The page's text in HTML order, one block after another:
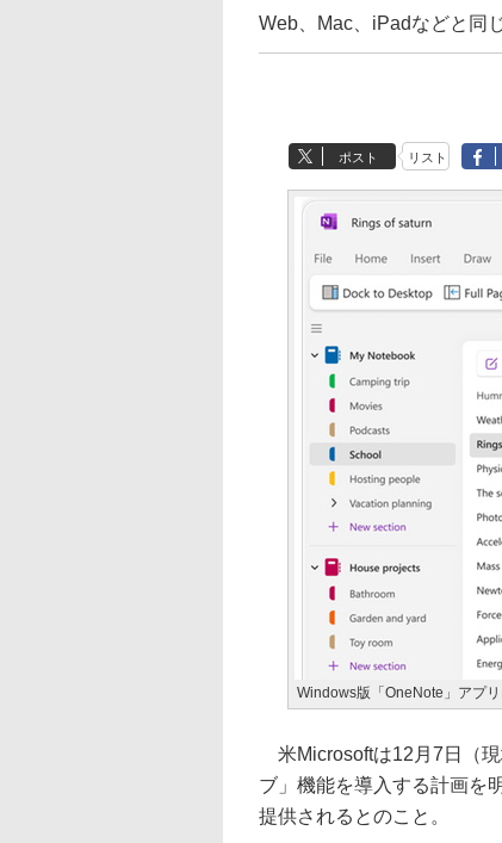
Web、Mac、iPadなどと同
ポスト リスト
Windows版「OneNote」アプ
米Microsoftは12月7日（
ブ」機能を導入する計画を
提供されるとのこと。